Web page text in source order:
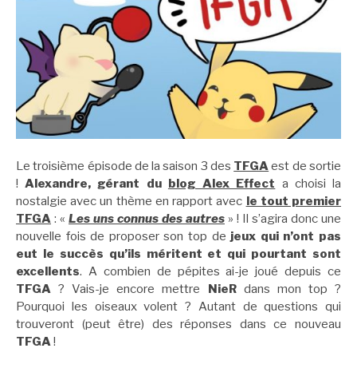
Le troisième épisode de la saison 3 des TFGA est de sortie
!Alexandre, gérant du blog Alex Effect a choisi la
nostalgie avec un thème en rapport avec le tout premier
TFGA : « Les uns connus des autres » ! Il s’agira donc une
nouvelle fois de proposer son top de jeux qui n’ont pas
eut le succès qu’ils méritent et qui pourtant sont
excellents. A combien de pépites ai-je joué depuis ce
TFGA? Vais-je encore mettre NieR dans mon top ?
Pourquoi les oiseaux volent ? Autant de questions qui
trouveront (peut être) des réponses dans ce nouveau
TFGA !